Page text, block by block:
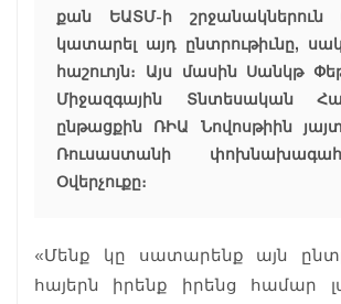
քան ԵԱՏՄ-ի շրջանակներուն
կատարել այդ ընտրութիւնը,
հաշուոյն։ Այս մասին Սանկթ
Միջազգային Տնտեսական
ընթացքին ՌԻԱ Նովոսթիին
Ռուսաստանի փոխնախագահ
Օվերչուքը։
«Մենք կը սատարենք այն
հայերն իրենք իրենց համար